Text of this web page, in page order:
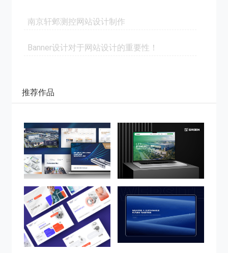
南京轩邺测控网站设计制作
Banner设计对于网站设计的重要性！
推荐作品